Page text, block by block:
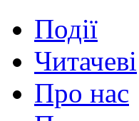
Події
Читачеві
Про нас